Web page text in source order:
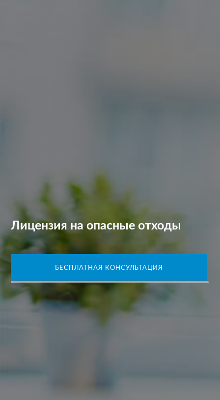
Лицензия на опасные отходы
БЕСПЛАТНАЯ КОНСУЛЬТАЦИЯ